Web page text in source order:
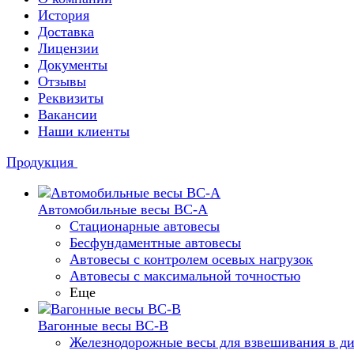
История
Доставка
Лицензии
Документы
Отзывы
Реквизиты
Вакансии
Наши клиенты
Продукция
Автомобильные весы ВС-А
Стационарные автовесы
Бесфундаментные автовесы
Автовесы с контролем осевых нагрузок
Автовесы с максимальной точностью
Еще
Вагонные весы ВС-В
Железнодорожные весы для взвешивания в